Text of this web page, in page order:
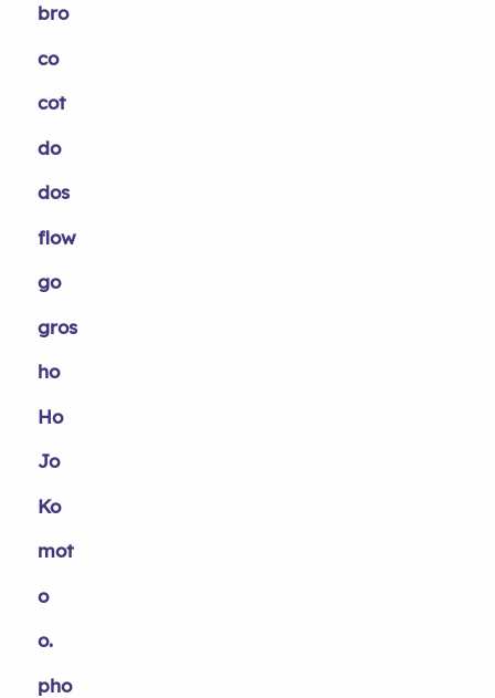
bro
co
cot
do
dos
flow
go
gros
ho
Ho
Jo
Ko
mot
o
o.
pho